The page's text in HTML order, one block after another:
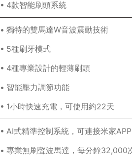
• 4款智能刷頭系統
• 獨特的雙馬達W音波震動技術
• 5種刷牙模式
• 4種專業設計的輕薄刷頭
• 智能壓力調節功能
• 1小時快速充電，可使用約22天
• AI式精準控制系統，可連接米家APP
• 專業無刷聲波馬達，每分鐘32,000